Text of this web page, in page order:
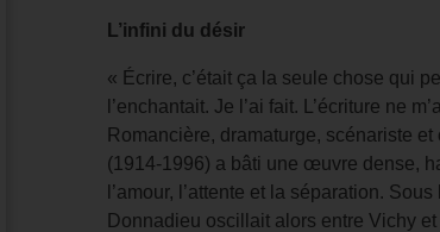
L’infini du désir
« Écrire, c’était ça la seule chose qui
l’enchantait. Je l’ai fait. L’écriture ne
Romancière, dramaturge, scénariste
(1914-1996) a bâti une œuvre dense,
l’amour, l’attente et la séparation.
Donnadieu oscillait alors entre Vichy